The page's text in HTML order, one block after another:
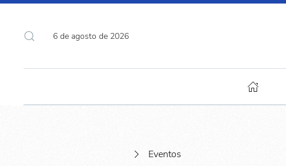
6 de agosto de 2026
Eventos